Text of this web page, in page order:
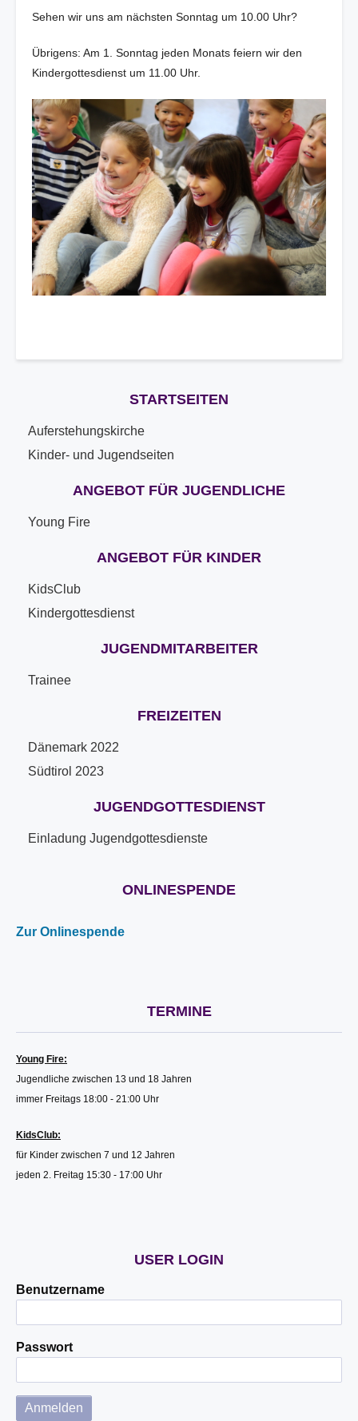
Sehen wir uns am nächsten Sonntag um 10.00 Uhr?
Übrigens: Am 1. Sonntag jeden Monats feiern wir den
Kindergottesdienst um 11.00 Uhr.
STARTSEITEN
Auferstehungskirche
Kinder- und Jugendseiten
ANGEBOT FÜR JUGENDLICHE
Young Fire
ANGEBOT FÜR KINDER
KidsClub
Kindergottesdienst
JUGENDMITARBEITER
Trainee
FREIZEITEN
Dänemark 2022
Südtirol 2023
JUGENDGOTTESDIENST
Einladung Jugendgottesdienste
ONLINESPENDE
Zur Onlinespende
TERMINE
Young Fire:
Jugendliche zwischen 13 und 18 Jahren
immer Freitags 18:00 - 21:00 Uhr
KidsClub:
für Kinder zwischen 7 und 12 Jahren
jeden 2. Freitag 15:30 - 17:00 Uhr
USER LOGIN
Benutzername
Passwort